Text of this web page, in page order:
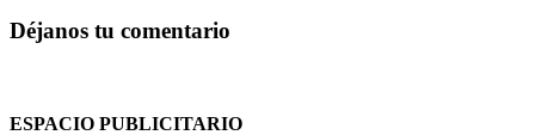
Déjanos tu comentario
ESPACIO PUBLICITARIO